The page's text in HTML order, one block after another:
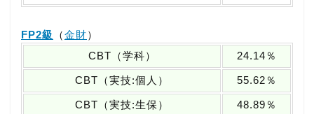
FP2級 （金財）
CBT（学科）
24.14％
CBT（実技:個人） 55.62％
CBT（実技:生保） 48.89％